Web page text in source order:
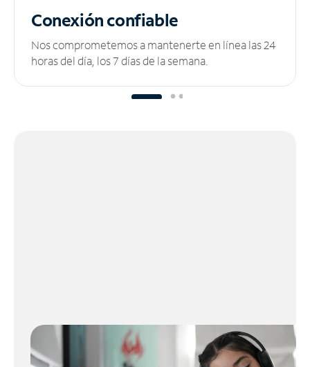
Conexión confiable
Nos comprometemos a mantenerte en línea las 24
horas del día, los 7 días de la semana.